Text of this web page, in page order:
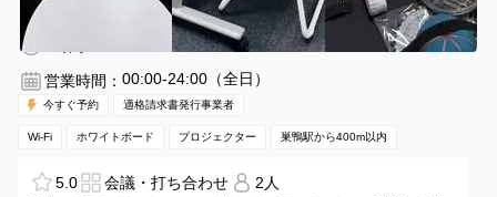
巣鴨駅 徒歩2分
東京都豊島区巣鴨１丁目２７−１
1〜6名
営業時間： 00:00-24:00（全日）
今すぐ予約 適格請求書発行事業者
Wi-Fi ホワイトボード プロジェクター 巣鴨駅から400m以内
5.0 会議・打ち合わせ
2人